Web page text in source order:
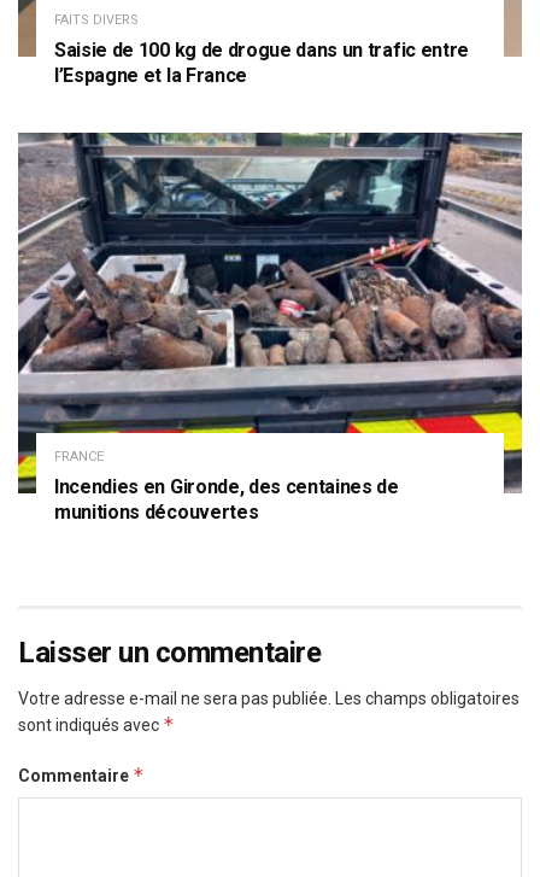
FAITS DIVERS
Saisie de 100 kg de drogue dans un trafic entre
l’Espagne et la France
FRANCE
Incendies en Gironde, des centaines de
munitions découvertes
Laisser un commentaire
Votre adresse e-mail ne sera pas publiée. Les champs obligatoires
sont indiqués avec *
Commentaire *